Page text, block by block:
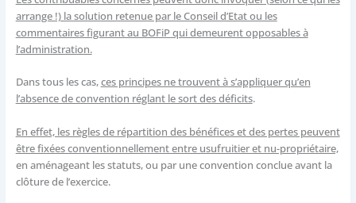
arrange !) la solution retenue par le Conseil d’Etat ou les
commentaires figurant au BOFiP qui demeurent opposables à
l’administration.
Dans tous les cas,ces principes ne trouvent à s’appliquer qu’en
l’absence de convention réglant le sort des déficits.
En effet, les règles de répartition des bénéfices et des pertes peuvent
être fixées conventionnellement entre usufruitier et nu-propriétaire,
en aménageant les statuts, ou par une convention conclue avant la
clôture de l’exercice.